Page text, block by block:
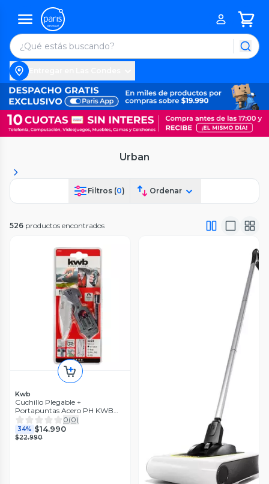
Urban
Filtros (0) Ordenar
526 productos encontrados
Kwb
Cuchillo Plegable +
Portapuntas Acero PH KWB
49016620
0(0)
34% $14.990
$22.990